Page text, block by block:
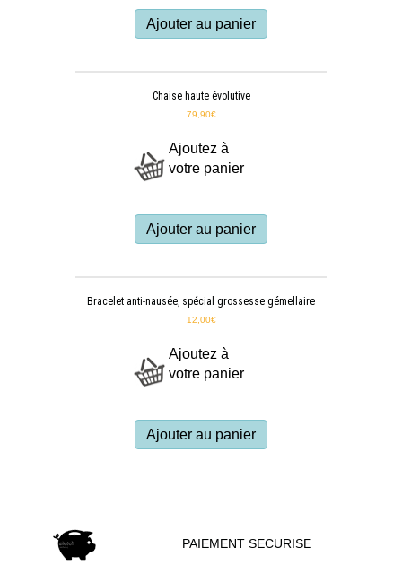
Ajouter au panier
Chaise haute évolutive
79,90€
Ajoutez à
votre panier
Ajouter au panier
Bracelet anti-nausée, spécial grossesse gémellaire
12,00€
Ajoutez à
votre panier
Ajouter au panier
PAIEMENT SECURISE